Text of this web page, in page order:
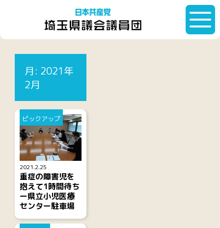
月: 2021年
2月
記事一覧
2021.2.25
ピックアップ
重症の障害児を
抱えて1時間待ち
ー県立小児医療
センター駐車場